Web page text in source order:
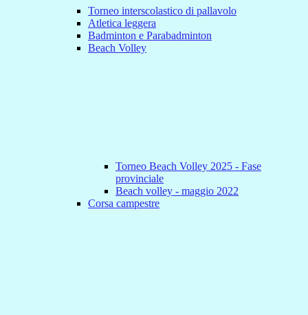
Torneo interscolastico di pallavolo
Atletica leggera
Badminton e Parabadminton
Beach Volley
Torneo Beach Volley 2025 - Fase
provinciale
Beach volley - maggio 2022
Corsa campestre